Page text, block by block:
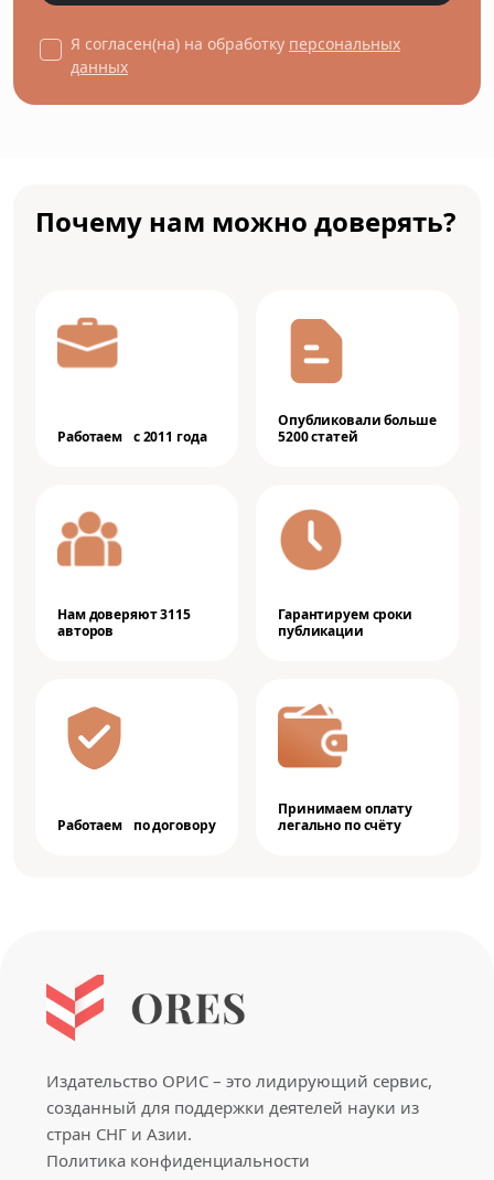
Я согласен(на) на обработку персональных
данных
Почему нам можно доверять?
Работаем с 2011 года
Опубликовали больше
5200 статей
Нам доверяют 3115
авторов
Гарантируем сроки
публикации
Работаем по договору
Принимаем оплату
легально по счёту
Издательство ОРИС – это лидирующий сервис,
созданный для поддержки деятелей науки из
стран СНГ и Азии.
Политика конфиденциальности